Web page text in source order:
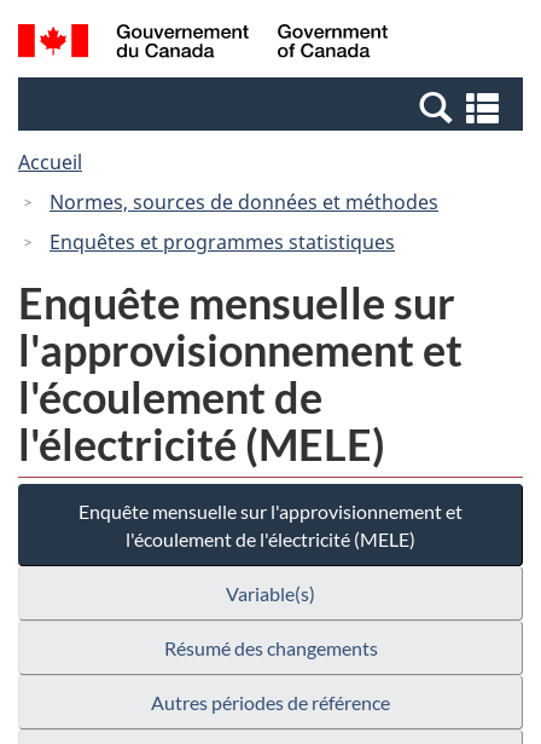
Passer
au
Passer
à
Canada
Recherche
et
et
Accueil
Normes, sources de données et méthodes
Enquêtes et programmes statistiques
Enquête mensuelle sur
l'approvisionnement et
l'écoulement de
l'électricité (MELE)
Enquête mensuelle sur l'approvisionnement et
l'écoulement de l'électricité (MELE)
Variable(s)
Résumé des changements
Autres périodes de référence